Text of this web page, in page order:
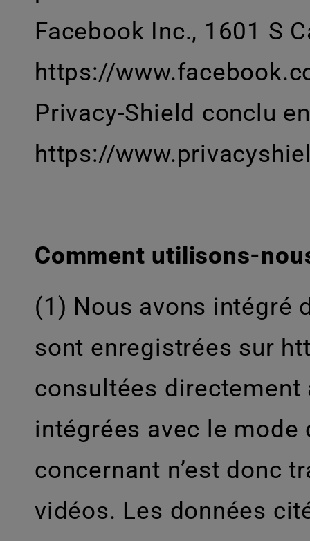
Facebook Inc., 1601 S
https://
Privacy-Shield conclu
https://
Comment utilisons-
(1) Nous avons intégré
sont enregistrées sur
consultées
intégrées avec le mode
concernant n’est donc
vidéos. Les données